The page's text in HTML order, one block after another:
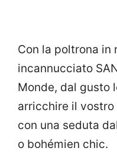
Con la poltrona in
incannucciato
Monde, dal gusto
arricchire il
con una seduta
o bohémien chic.